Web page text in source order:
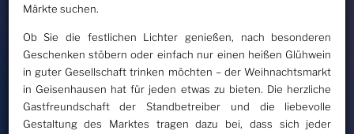
Märkte suchen.
Ob Sie die festlichen Lichter genießen, nach besonderen
Geschenken stöbern oder einfach nur einen heißen Glühwein
in guter Gesellschaft trinken möchten – der Weihnachtsmarkt
in Geisenhausen hat für jeden etwas zu bieten. Die herzliche
Gastfreundschaft der Standbetreiber und die liebevolle
Gestaltung des Marktes tragen dazu bei, dass sich jeder